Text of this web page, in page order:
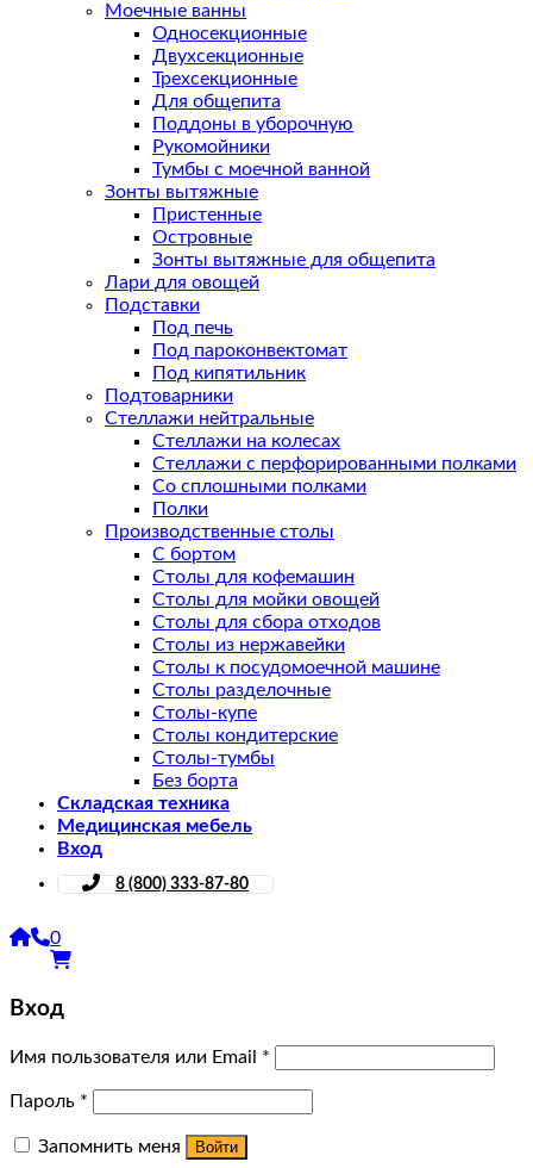
Моечные ванны
Односекционные
Двухсекционные
Трехсекционные
Для общепита
Поддоны в уборочную
Рукомойники
Тумбы с моечной ванной
Зонты вытяжные
Пристенные
Островные
Зонты вытяжные для общепита
Лари для овощей
Подставки
Под печь
Под пароконвектомат
Под кипятильник
Подтоварники
Стеллажи нейтральные
Стеллажи на колесах
Стеллажи с перфорированными полками
Со сплошными полками
Полки
Производственные столы
С бортом
Столы для кофемашин
Столы для мойки овощей
Столы для сбора отходов
Столы из нержавейки
Столы к посудомоечной машине
Столы разделочные
Столы-купе
Столы кондитерские
Столы-тумбы
Без борта
Складская техника
Медицинская мебель
Вход
8 (800) 333-87-80
0
Вход
Имя пользователя или Email *
Пароль *
Запомнить меня Войти